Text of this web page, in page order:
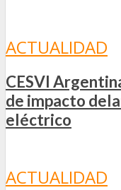
ACTUALIDAD
CESVI
de impacto
eléctrico
ACTUALIDAD